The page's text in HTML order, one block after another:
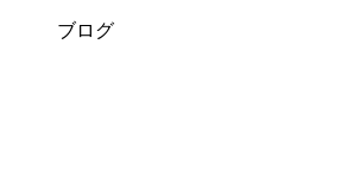
ブログ